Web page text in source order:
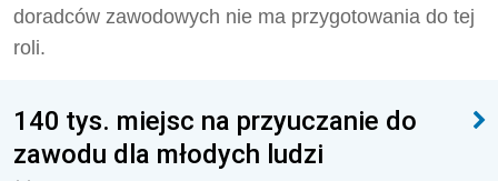
doradców zawodowych nie ma przygotowania do tej
roli.
140 tys. miejsc na przyuczanie do
zawodu dla młodych ludzi